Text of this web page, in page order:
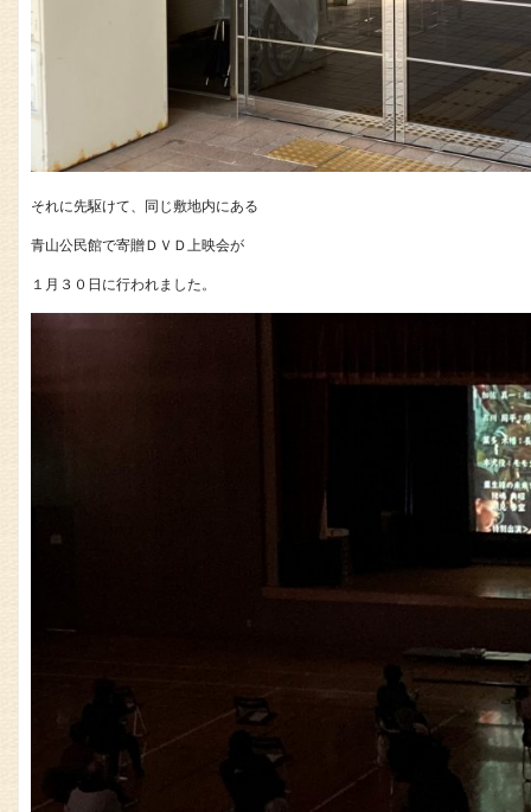
それに先駆けて、同じ敷地内にある
青山公民館で寄贈ＤＶＤ上映会が
１月３０日に行われました。